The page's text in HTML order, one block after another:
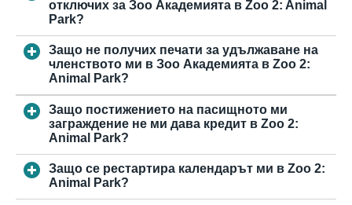
отключих за Зоо Академията в Zoo 2: Animal
Park?
Защо не получих печати за удължаване на
членството ми в Зоо Академията в Zoo 2:
Animal Park?
Защо постижението на пасищното ми
заграждение не ми дава кредит в Zoo 2:
Animal Park?
Защо се рестартира календарът ми в Zoo 2:
Animal Park?